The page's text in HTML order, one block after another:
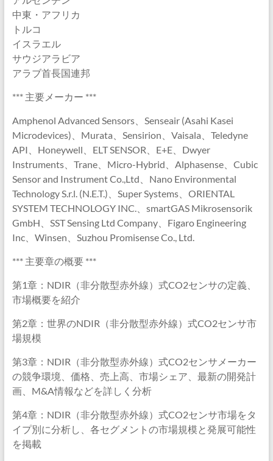
中東・アフリカ
トルコ
イスラエル
サウジアラビア
アラブ首長国連邦
*** 主要メーカー ***
Amphenol Advanced Sensors、Senseair (Asahi Kasei
Microdevices)、Murata、Sensirion、Vaisala、Teledyne
API、Honeywell、ELT SENSOR、E+E、Dwyer
Instruments、Trane、Micro-Hybrid、Alphasense、Cubic
Sensor and Instrument Co.,Ltd、Nano Environmental
Technology S.r.l. (N.E.T.)、Super Systems、ORIENTAL
SYSTEM TECHNOLOGY INC.、smartGAS Mikrosensorik
GmbH、SST Sensing Ltd Company、Figaro Engineering
Inc、Winsen、Suzhou Promisense Co., Ltd.
*** 主要章の概要 ***
第1章：NDIR（非分散型赤外線）式CO2センサの定義、
市場概要を紹介
第2章：世界のNDIR（非分散型赤外線）式CO2センサ市
場規模
第3章：NDIR（非分散型赤外線）式CO2センサメーカー
の競争環境、価格、売上高、市場シェア、最新の開発計
画、M&A情報などを詳しく分析
第4章：NDIR（非分散型赤外線）式CO2センサ市場をタ
イプ別に分析し、各セグメントの市場規模と発展可能性
を掲載